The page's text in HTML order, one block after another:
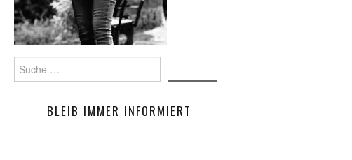
Suche
nach:
BLEIB IMMER INFORMIERT